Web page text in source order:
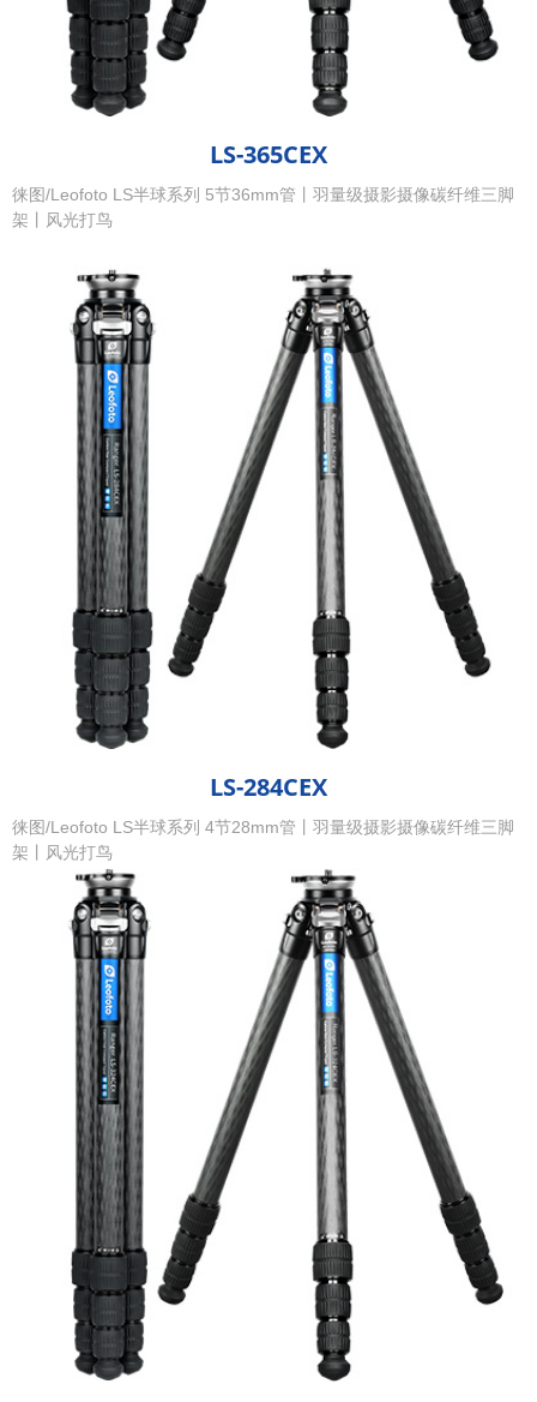
LS-365CEX
徕图/Leofoto LS半球系列 5节36mm管丨羽量级摄影摄像碳纤维三脚
架丨风光打鸟
LS-284CEX
徕图/Leofoto LS半球系列 4节28mm管丨羽量级摄影摄像碳纤维三脚
架丨风光打鸟